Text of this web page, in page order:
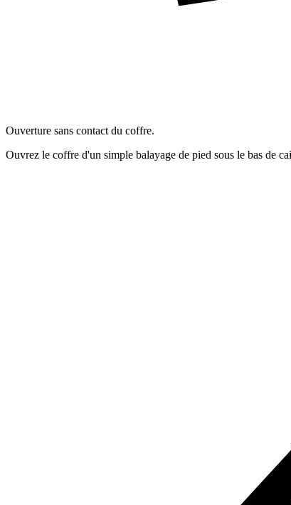
Ouverture sans contact du coffre.
Ouvrez le coffre d'un simple balayage de pied sous le bas de